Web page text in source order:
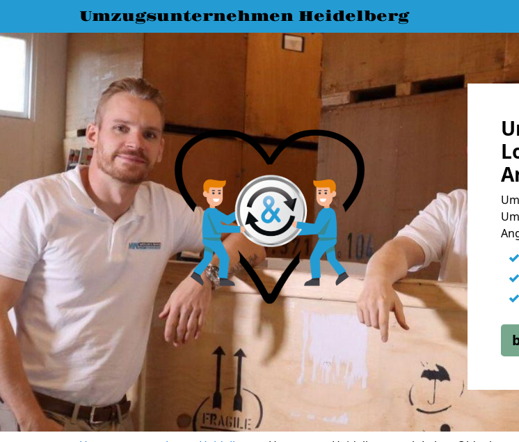
Umzugsunternehmen Heidelberg
✓
✓
✓